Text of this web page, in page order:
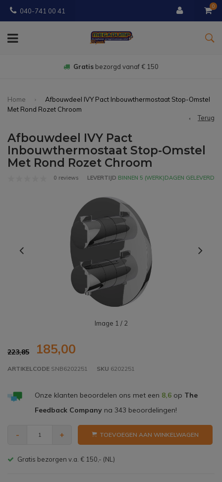
040-741 00 41
0
Gratis bezorgd vanaf € 150
Home
Afbouwdeel IVY Pact Inbouwthermostaat Stop-Omstel
Met Rond Rozet Chroom
Terug
Afbouwdeel IVY Pact
Inbouwthermostaat Stop-Omstel
Met Rond Rozet Chroom
0 reviews LEVERTIJD BINNEN 5 (WERK)DAGEN GELEVERD
Image 1 / 2
223,85 185,00
ARTIKELCODE SNB6202251 SKU 6202251
Onze klanten beoordelen ons met een 8,6op The
Feedback Companyna 343 beoordelingen!
- + TOEVOEGEN AAN WINKELWAGEN
Gratis bezorgen v.a. € 150,- (NL)